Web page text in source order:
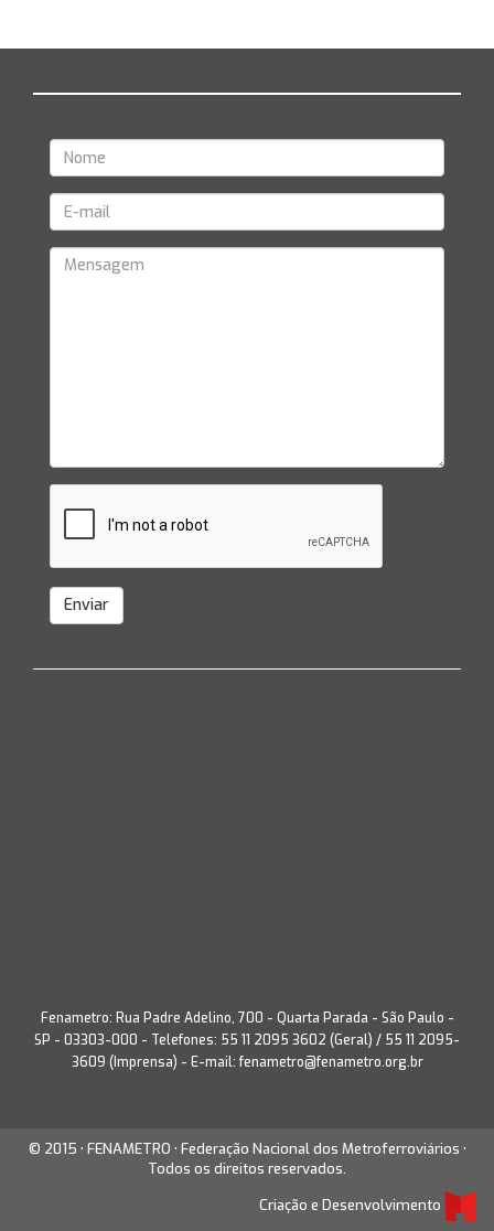
Enviar
Fenametro: Rua Padre Adelino, 700 - Quarta Parada - São Paulo -
SP - 03303-000 - Telefones: 55 11 2095 3602 (Geral) / 55 11 2095-
3609 (Imprensa) - E-mail: fenametro@fenametro.org.br
© 2015 • FENAMETRO • Federação Nacional dos Metroferroviários •
Todos os direitos reservados.
Criação e Desenvolvimento